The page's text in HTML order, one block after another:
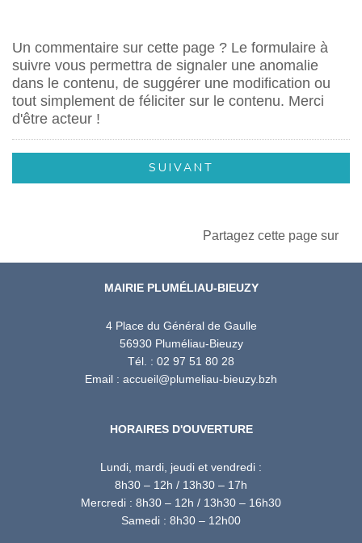
Un commentaire sur cette page ? Le formulaire à
suivre vous permettra de signaler une anomalie
dans le contenu, de suggérer une modification ou
tout simplement de féliciter sur le contenu. Merci
d'être acteur !
Partagez cette page sur
MAIRIE PLUMÉLIAU-BIEUZY
4 Place du Général de Gaulle
56930 Pluméliau-Bieuzy
Tél. : 02 97 51 80 28
Email : accueil@plumeliau-bieuzy.bzh
HORAIRES D'OUVERTURE
Lundi, mardi, jeudi et vendredi :
8h30 – 12h / 13h30 – 17h
Mercredi : 8h30 – 12h / 13h30 – 16h30
Samedi : 8h30 – 12h00